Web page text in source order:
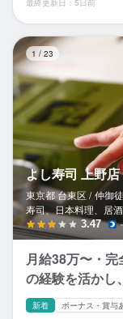
最終更新日：5日前
1 / 23
よし寿司 上野店
東京都 台東区 / 仲御
寿司、日本料理、居
3.47
月給38万〜・
の経験を活かし
新着 ボーナス・賞与